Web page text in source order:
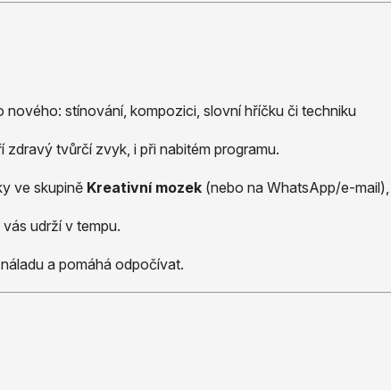
nového: stínování, kompozici, slovní hříčku či techniku
zdravý tvůrčí zvyk, i při nabitém programu.
ve skupině Kreativní mozek (nebo na WhatsApp/e-
udrží v tempu.
a pomáhá odpočívat.